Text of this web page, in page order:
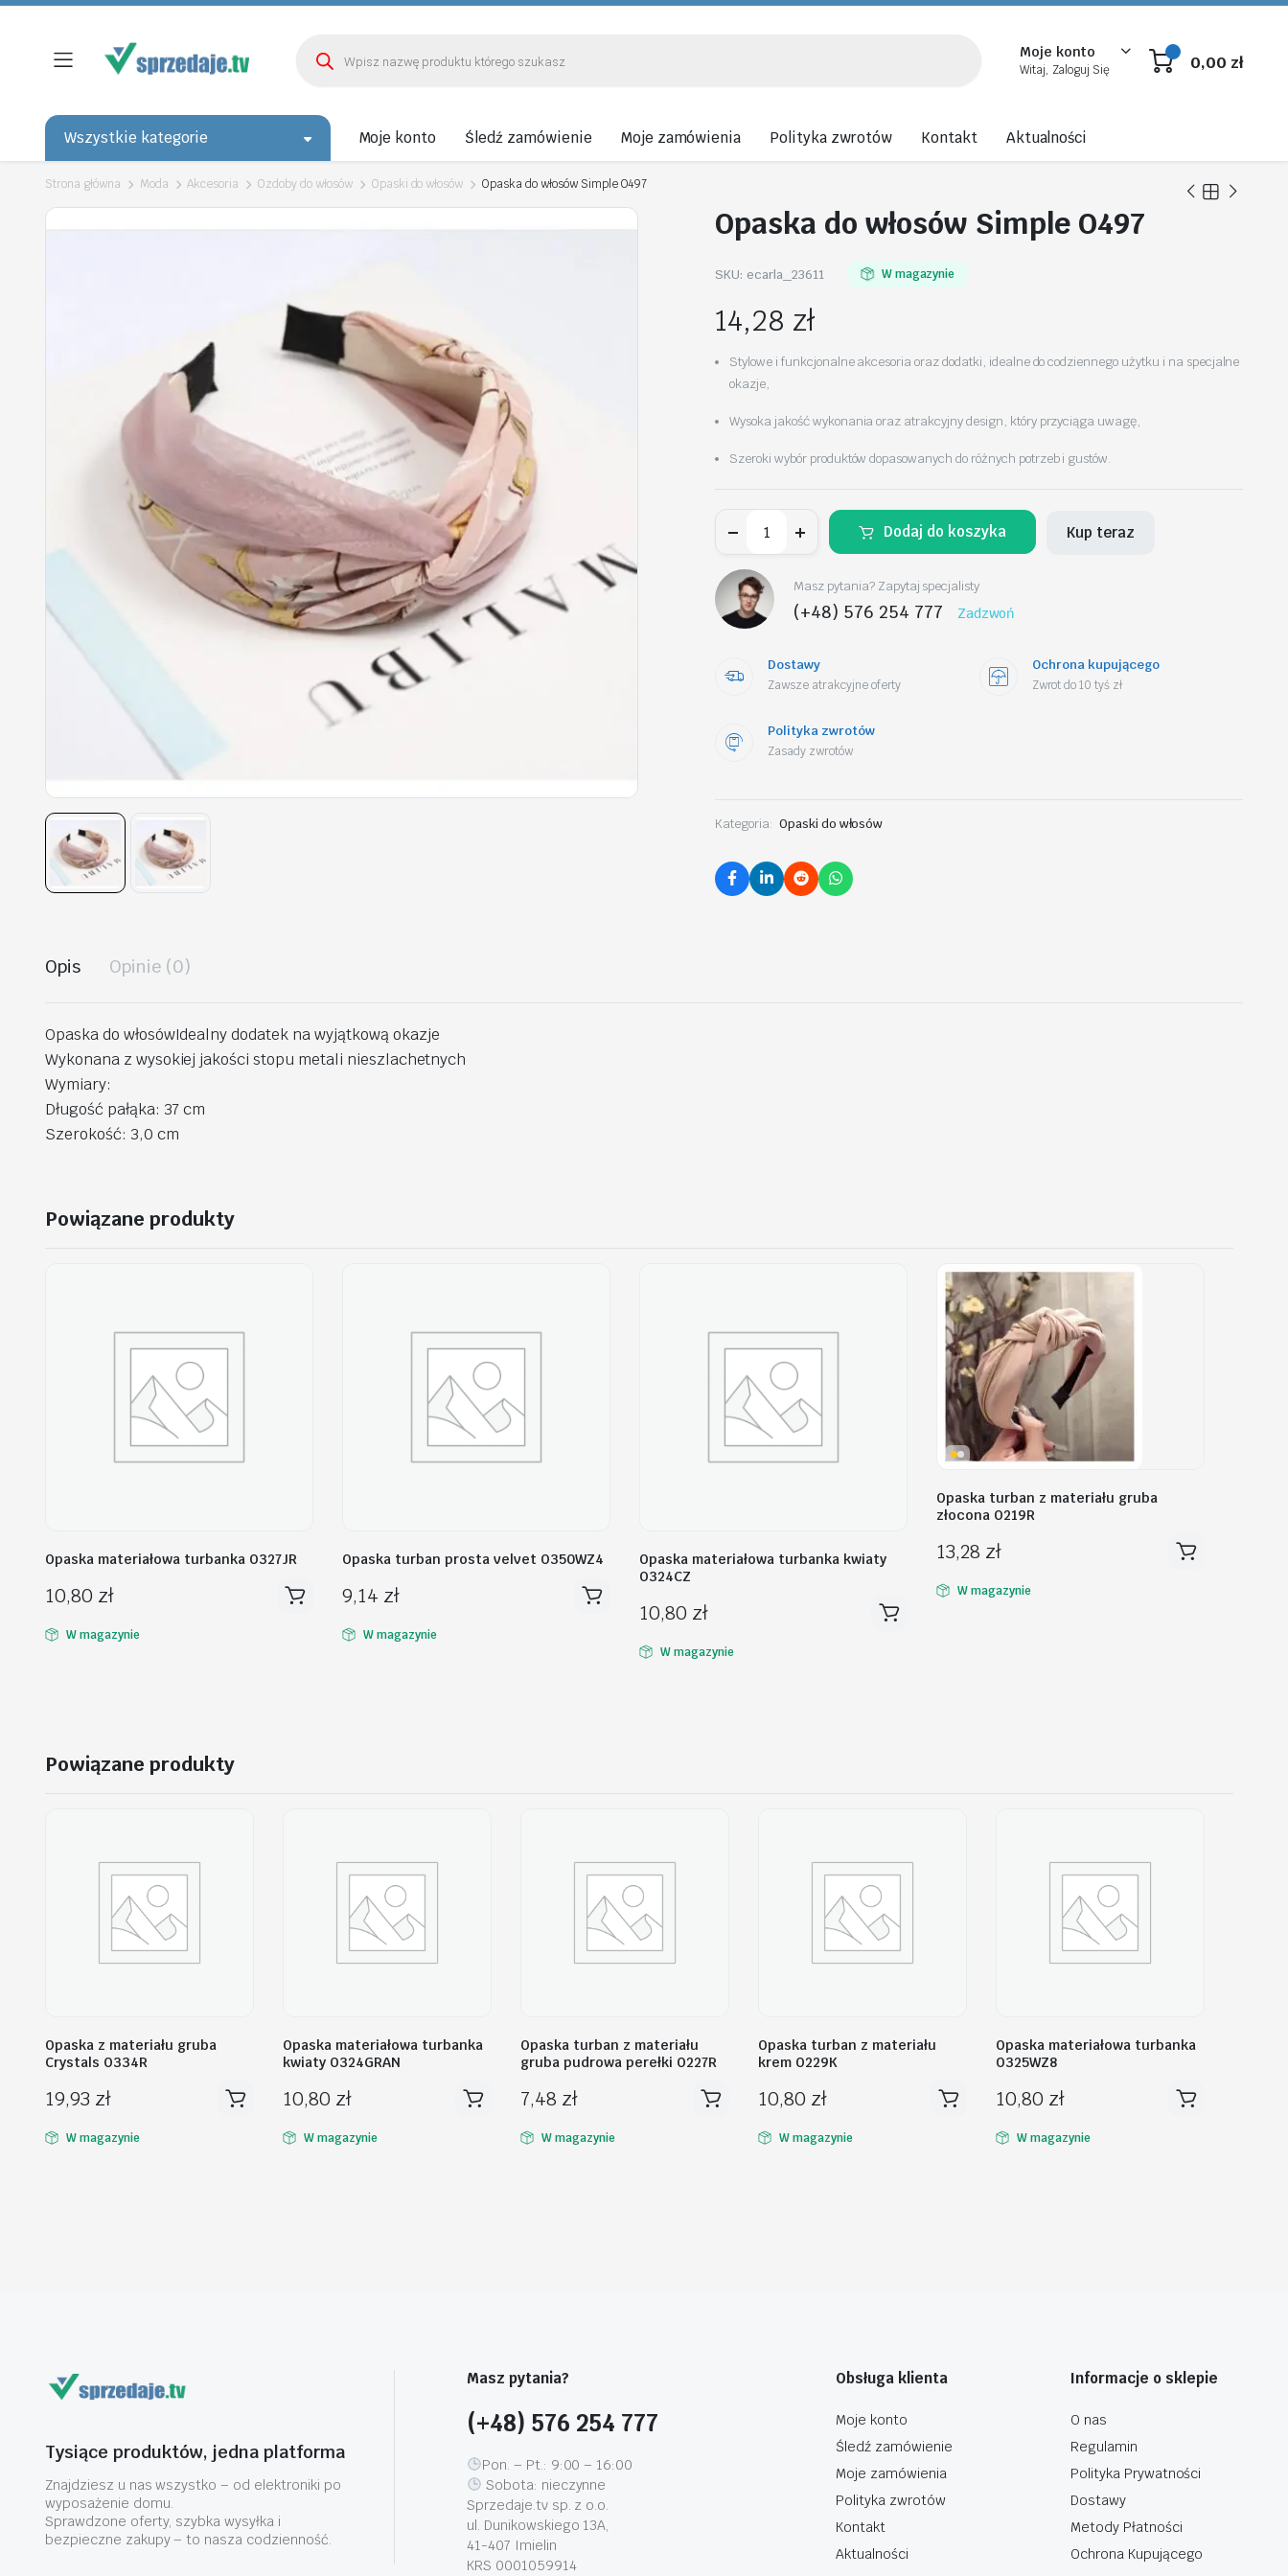
produktów
Moje konto
Witaj, Zaloguj Się 0,00 zł
Wszystkie kategorie Moje konto Śledź zamówienie Moje zamówienia Polityka zwrotów Kontakt Aktualności
Strona główna Moda Akcesoria Ozdoby do włosów Opaski do włosów Opaska do włosów Simple O497
Opaska do włosów Simple O497
SKU: ecarla_23611 W magazynie
14,28 zł
Stylowe i funkcjonalne akcesoria oraz dodatki, idealne do codziennego użytku i na specjalne
okazje,
Wysoka jakość wykonania oraz atrakcyjny design, który przyciąga uwagę,
Szeroki wybór produktów dopasowanych do różnych potrzeb i gustów.
Simple
O497
ilość
Dodaj do koszyka Kup teraz
Masz pytania? Zapytaj specjalisty
(+48) 576 254 777 Zadzwoń
Dostawy
Zawsze atrakcyjne oferty
Ochrona kupującego
Zwrot do 10 tyś zł
Polityka zwrotów
Zasady zwrotów
Kategoria: Opaski do włosów
Opis Opinie (0)
Opaska do włosówIdealny dodatek na wyjątkową okazje
Wykonana z wysokiej jakości stopu metali nieszlachetnych
Wymiary:
Długość pałąka: 37 cm
Szerokość: 3,0 cm
Powiązane produkty
Opaska materiałowa turbanka O327JR
10,80 zł
W magazynie
Opaska turban prosta velvet O350WZ4
9,14 zł
W magazynie
Opaska materiałowa turbanka kwiaty
O324CZ
10,80 zł
W magazynie
Opaska turban z materiału gruba
złocona O219R
13,28 zł
W magazynie
Powiązane produkty
Opaska z materiału gruba
Crystals O334R
19,93 zł
W magazynie
Opaska materiałowa turbanka
kwiaty O324GRAN
10,80 zł
W magazynie
Opaska turban z materiału
gruba pudrowa perełki O227R
7,48 zł
W magazynie
Opaska turban z materiału
krem O229K
10,80 zł
W magazynie
Opaska materiałowa turbanka
O325WZ8
10,80 zł
W magazynie
Tysiące produktów, jedna platforma
Znajdziesz u nas wszystko – od elektroniki po
wyposażenie domu.
Sprawdzone oferty, szybka wysyłka i
bezpieczne zakupy – to nasza codzienność.
Masz pytania?
(+48) 576 254 777
Pon. – Pt.: 9:00 – 16:00
Sobota: nieczynne
Sprzedaje.tv sp. z o.o.
ul. Dunikowskiego 13A,
41-407 Imielin
KRS 0001059914
Obsługa klienta
Moje konto
Śledź zamówienie
Moje zamówienia
Polityka zwrotów
Kontakt
Aktualności
Informacje o sklepie
O nas
Regulamin
Polityka Prywatności
Dostawy
Metody Płatności
Ochrona Kupującego